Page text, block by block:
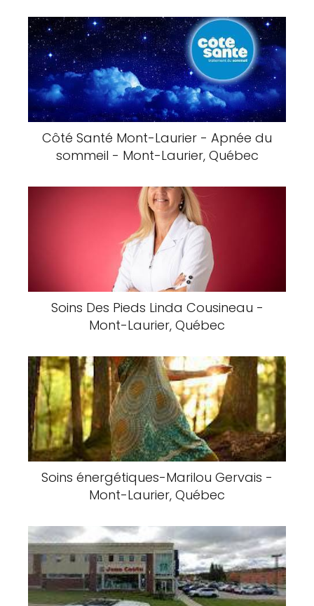
Côté Santé Mont-Laurier - Apnée du
sommeil - Mont-Laurier, Québec
Soins Des Pieds Linda Cousineau -
Mont-Laurier, Québec
Soins énergétiques-Marilou Gervais -
Mont-Laurier, Québec